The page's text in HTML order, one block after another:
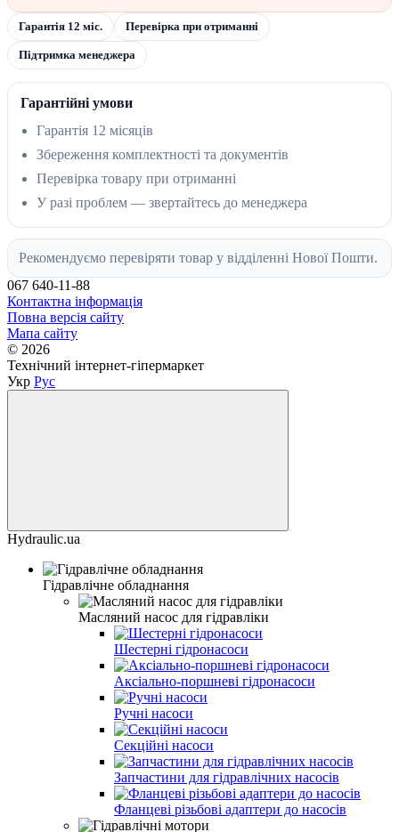
Гарантія 12 міс. Перевірка при отриманні
Підтримка менеджера
Гарантійні умови
Гарантія 12 місяців
Збереження комплектності та документів
Перевірка товару при отриманні
У разі проблем — звертайтесь до менеджера
Рекомендуємо перевіряти товар у відділенні Нової Пошти.
067 640-11-88
Контактна інформація
Повна версія сайту
Мапа сайту
© 2026
Технічний інтернет-гіпермаркет
Укр Рус
Hydraulic.ua
Гідравлічне обладнання
Масляний насос для гідравліки
Шестерні гідронасоси
Аксіально-поршневі гідронасоси
Ручні насоси
Секційні насоси
Запчастини для гідравлічних насосів
Фланцеві різьбові адаптери до насосів